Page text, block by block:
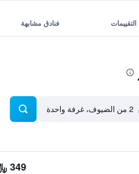
التقييمات فنادق مشابهة
2 من الضيوف، غرفة واحدة
349 ﷼